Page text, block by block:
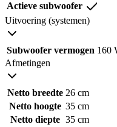
Actieve subwoofer
Uitvoering (systemen)
Subwoofer vermogen 160
Afmetingen
Netto breedte 26 cm
Netto hoogte 35 cm
Netto diepte 35 cm